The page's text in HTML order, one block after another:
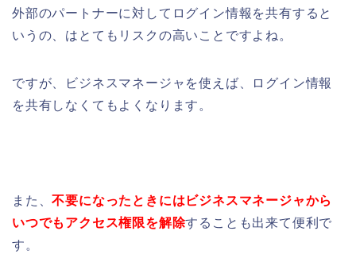
外部のパートナーに対して ログイン情報を共有すると
いうの、はとてもリスクの高いことですよね。
ですが、ビジネスマネージャを使えば、ログイン情報
を共有しなくてもよくなります。
また、不要になったときにはビジネスマネージャから
いつでもアクセス権限を解除することも出来て便利で
す。